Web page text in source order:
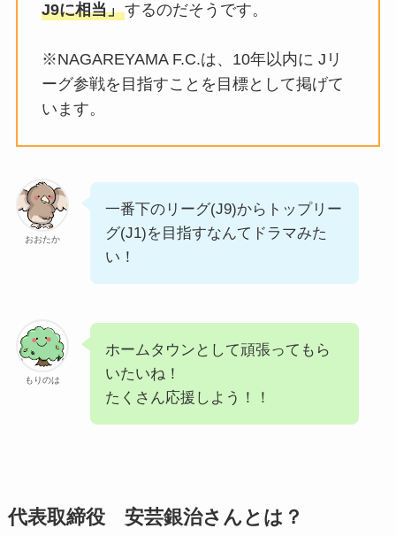
J9に相当」するのだそうです。
※NAGAREYAMA F.C.は、10年以内に Jリ
ーグ参戦を目指すことを目標として掲げて
います。
おおたか
一番下のリーグ(J9)からトップリー
グ(J1)を目指すなんてドラマみた
い！
もりのは
ホームタウンとして頑張ってもら
いたいね！
たくさん応援しよう！！
代表取締役 安芸銀治さんとは？